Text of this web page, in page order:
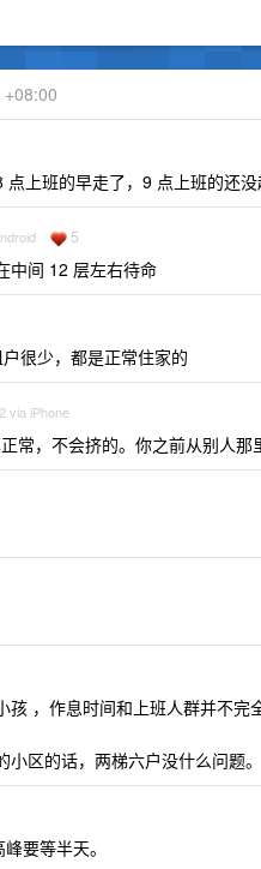
点上班的早走了，9 点上班的还
5
中间 12 层左右待命
很少，都是正常住家的
via iPhone
常，不会挤的。你之前从别人那
，作息时间和上班人群并不完
区的话，两梯六户没什么问题。
要等半天。